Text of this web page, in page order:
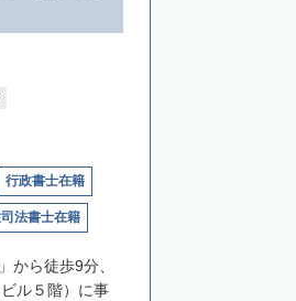
行政書士在籍
法書士在籍
から徒歩9分、
ル５階）に事